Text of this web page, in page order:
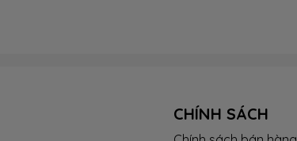
CHÍNH SÁCH